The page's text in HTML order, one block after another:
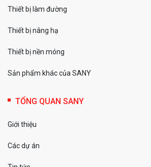
Thiết bị làm đường
Thiết bị nâng hạ
Thiết bị nền móng
Sản phẩm khác của SANY
TỔNG QUAN SANY
Giới thiệu
Các dự án